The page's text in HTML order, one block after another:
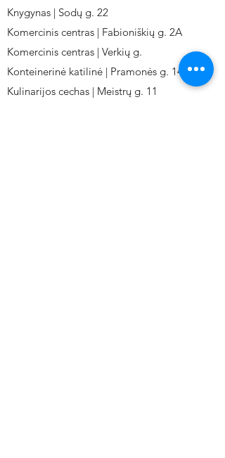
Knygynas | Sodų g. 22
Komercinis centras | Fabioniškių g. 2A
Komercinis centras | Verkių g.
Konteinerinė katilinė | Pramonės g. 141
Kulinarijos cechas | Meistrų g. 11